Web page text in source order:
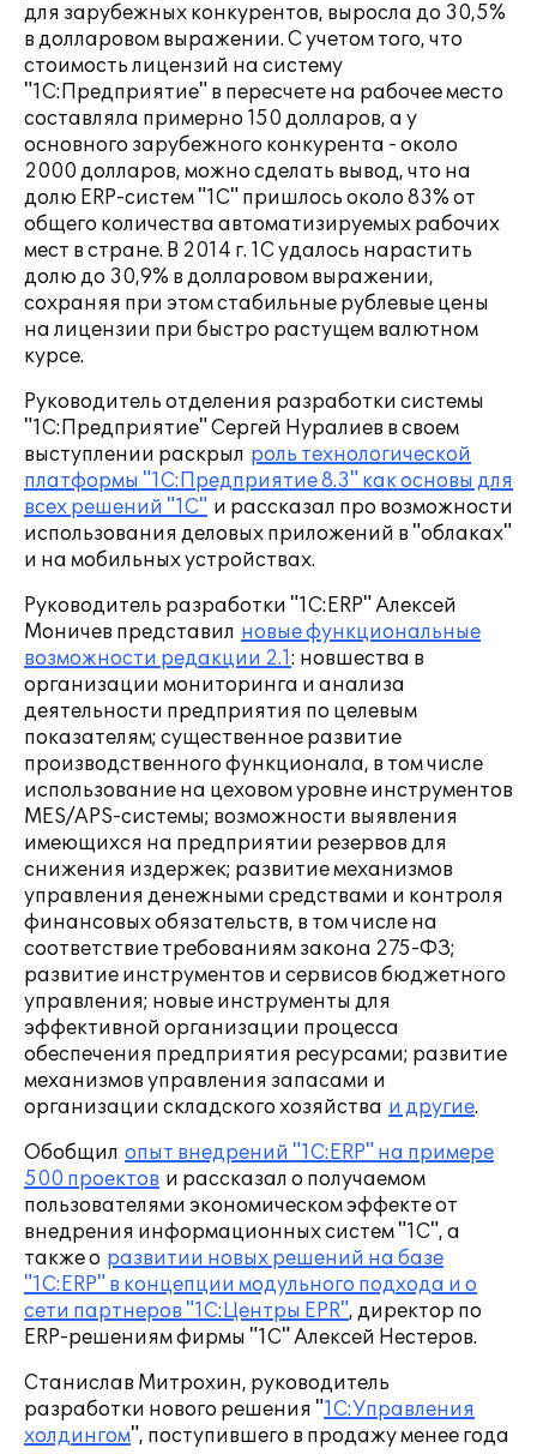
для зарубежных конкурентов, выросла до 30,5%
в долларовом выражении. С учетом того, что
стоимость лицензий на систему
"1С:Предприятие" в пересчете на рабочее место
составляла примерно 150 долларов, а у
основного зарубежного конкурента - около
2000 долларов, можно сделать вывод, что на
долю ERP-систем "1С" пришлось около 83% от
общего количества автоматизируемых рабочих
мест в стране. В 2014 г. 1С удалось нарастить
долю до 30,9% в долларовом выражении,
сохраняя при этом стабильные рублевые цены
на лицензии при быстро растущем валютном
курсе.
Руководитель отделения разработки системы
"1С:Предприятие" Сергей Нуралиев в своем
выступлении раскрыл роль технологической
платформы "1С:Предприятие 8.3" как основы для
всех решений "1С" и рассказал про возможности
использования деловых приложений в "облаках"
и на мобильных устройствах.
Руководитель разработки "1С:ERP" Алексей
Моничев представил новые функциональные
возможности редакции 2.1: новшества в
организации мониторинга и анализа
деятельности предприятия по целевым
показателям; существенное развитие
производственного функционала, в том числе
использование на цеховом уровне инструментов
MES/APS-системы; возможности выявления
имеющихся на предприятии резервов для
снижения издержек; развитие механизмов
управления денежными средствами и контроля
финансовых обязательств, в том числе на
соответствие требованиям закона 275-ФЗ;
развитие инструментов и сервисов бюджетного
управления; новые инструменты для
эффективной организации процесса
обеспечения предприятия ресурсами; развитие
механизмов управления запасами и
организации складского хозяйства и другие.
Обобщил опыт внедрений "1С:ERP" на примере
500 проектов и рассказал о получаемом
пользователями экономическом эффекте от
внедрения информационных систем "1С", а
также о развитии новых решений на базе
"1С:ERP" в концепции модульного подхода и о
сети партнеров "1С:Центры EPR", директор по
ERP-решениям фирмы "1С" Алексей Нестеров.
Станислав Митрохин, руководитель
разработки нового решения "1С:Управления
холдингом", поступившего в продажу менее года